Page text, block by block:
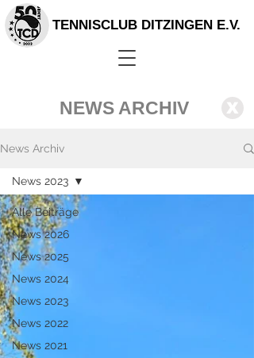
TENNISCLUB DITZINGEN E.V.
NEWS ARCHIV X
News Archiv
Alle Beiträge
News 2026
News 2025
News 2024
News 2023
News 2022
News 2021
News 2023